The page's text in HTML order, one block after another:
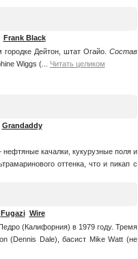
Frank Black
Дейтон, штат Огайо. Состав
Wiggs (... Читать целиком
Grandaddy
качалки, кукурузные поля и
оттенка, что и пикап с
Fugazi Wire
(Калифорния) в 1979 году. Тремя
(Dennis Dale), басист Mike Watt (не